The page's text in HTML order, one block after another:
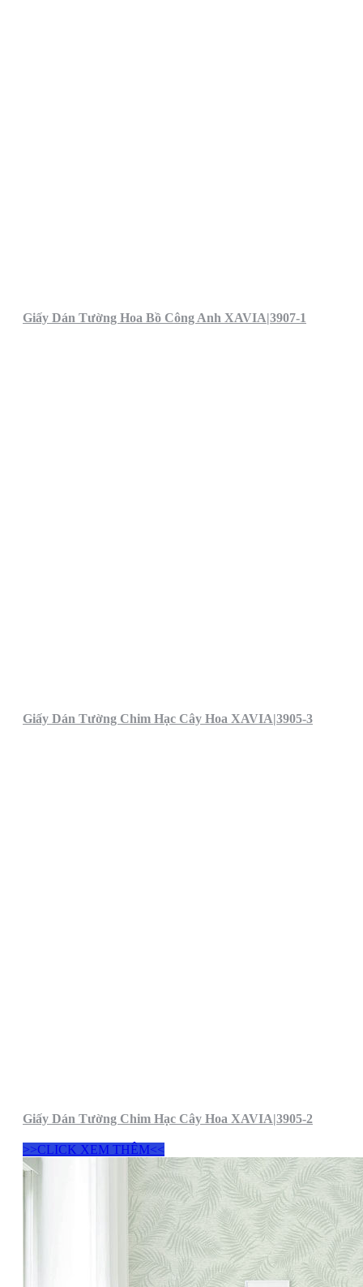
Giấy Dán Tường Hoa Bồ Công Anh XAVIA|3907-1
Giấy Dán Tường Chim Hạc Cây Hoa XAVIA|3905-3
Giấy Dán Tường Chim Hạc Cây Hoa XAVIA|3905-2
>>CLICK XEM THÊM<<